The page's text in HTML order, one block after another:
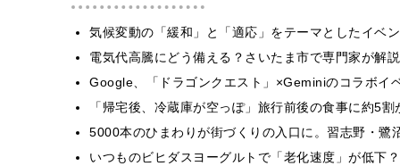
気候変動の「緩和」と「適応」をテーマとしたイベ
電気代高騰にどう備える？さいたま市で専門家が解
Google、「ドラゴンクエスト」×Geminiのコラボイ
「帰宅後、冷蔵庫が空っぽ」旅行前後の食事に約5
5000本のひまわりが街づくりの入口に。習志野・
いつものビヒダスヨーグルトで「老化速度」が低